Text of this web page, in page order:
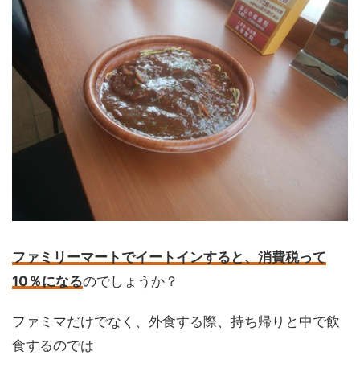
ファミリーマートでイートインすると、消費税って
10％になるのでしょうか？
ファミマだけでなく、外食する際、持ち帰りと中で飲
食するのでは